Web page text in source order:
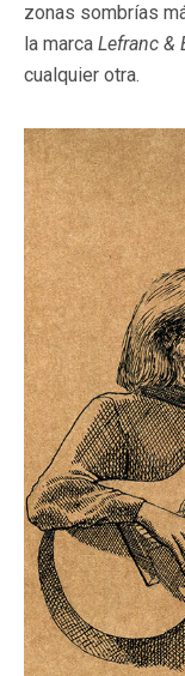
zonas sombrías
la marca Lefranc &
cualquier otra.